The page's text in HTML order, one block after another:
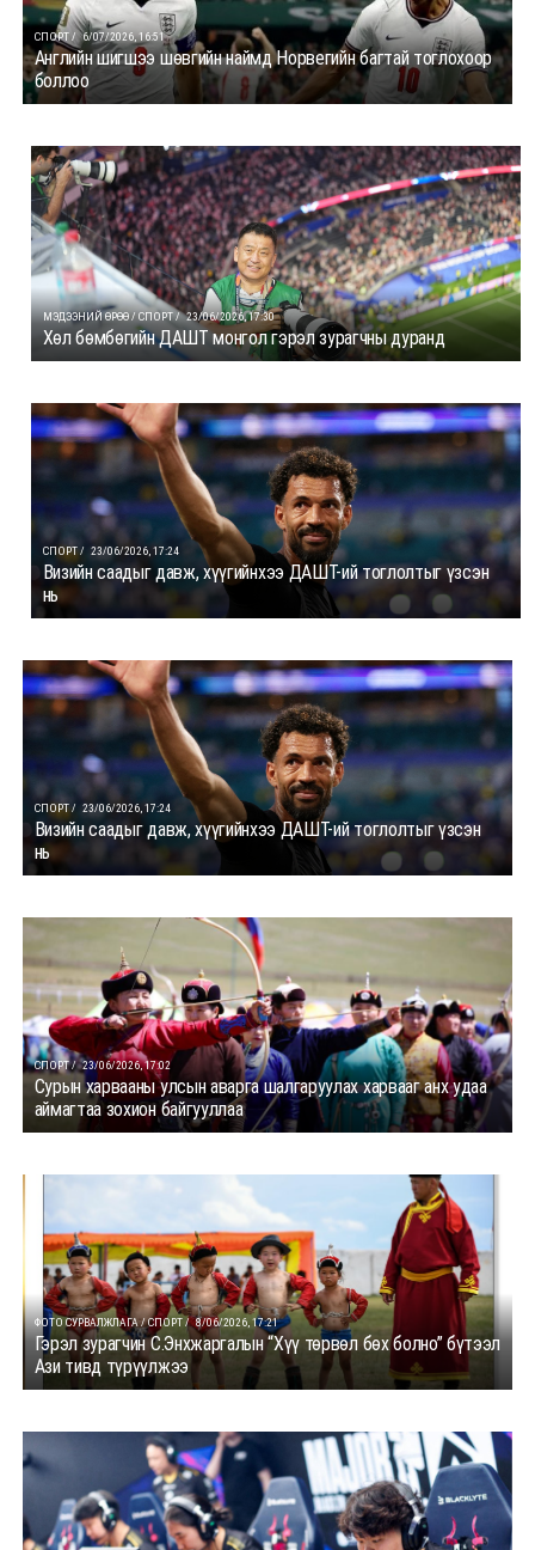
СПОРТ / 6/07/2026, 16:51
Английн шигшээ шөвгийн наймд Норвегийн багтай тоглохоор
боллоо
МЭДЭЭНИЙ ӨРӨӨ / СПОРТ / 23/06/2026, 17:30
Хөл бөмбөгийн ДАШТ монгол гэрэл зурагчны дуранд
СПОРТ / 23/06/2026, 17:24
Визийн саадыг давж, хүүгийнхээ ДАШТ-ий тоглолтыг үзсэн
нь
СПОРТ / 23/06/2026, 17:24
Визийн саадыг давж, хүүгийнхээ ДАШТ-ий тоглолтыг үзсэн
нь
СПОРТ / 23/06/2026, 17:02
Сурын харвааны улсын аварга шалгаруулах харвааг анх удаа
аймагтаа зохион байгууллаа
ФОТО СУРВАЛЖЛАГА / СПОРТ / 8/06/2026, 17:21
Гэрэл зурагчин С.Энхжаргалын “Хүү төрвөл бөх болно” бүтээл
Ази тивд түрүүлжээ